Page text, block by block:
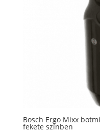
Bosch Ergo Mixx
fekete színben